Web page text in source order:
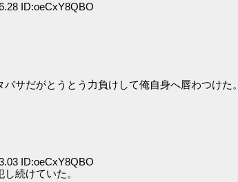
ID:oeCxY8QBO
サだがとうとう力負けして俺自身へ唇わつけた。
ID:oeCxY8QBO
続けていた。